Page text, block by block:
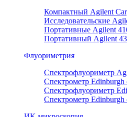
Компактный Agilent
Исследовательские
Портативные Agilent
Портативный Agilent
Флуориметрия
Спектрофлуориметр
Спектрометр Edinburgh
Спектрофлуориметр
Спектрометр